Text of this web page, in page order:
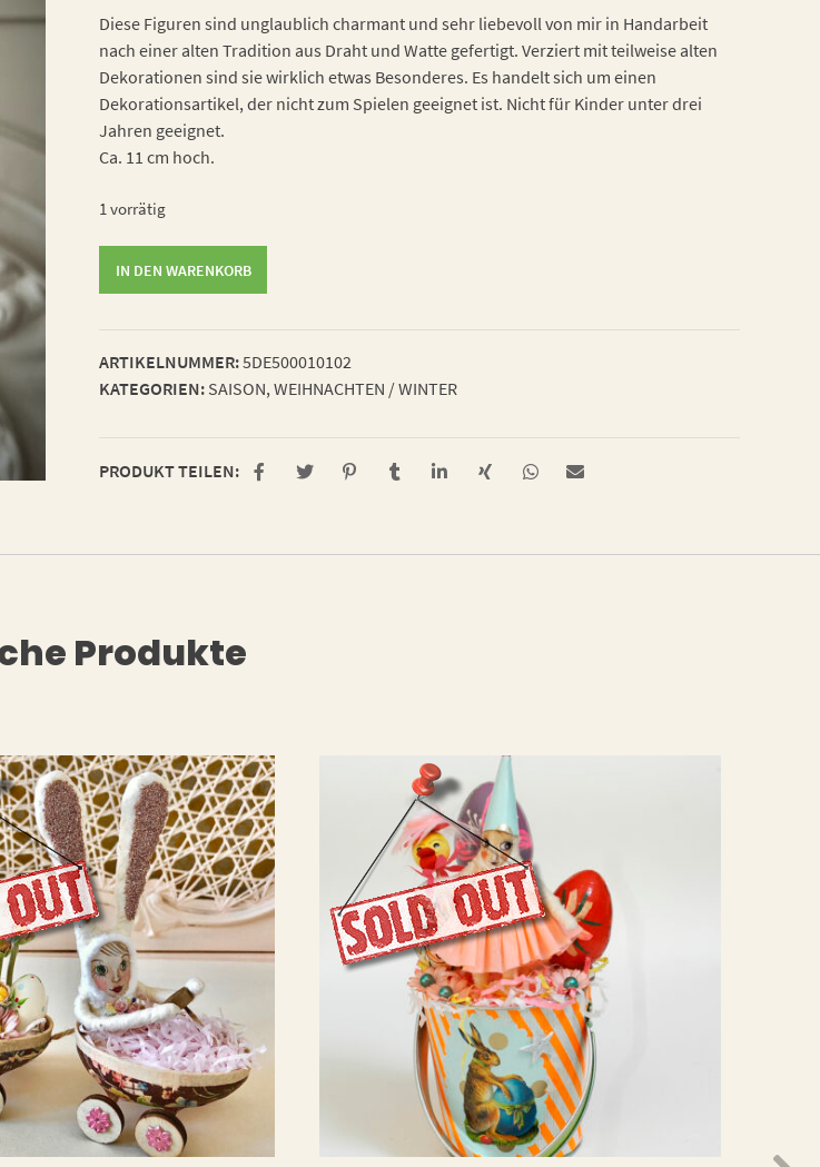
Diese Figuren sind unglaublich charmant und sehr liebevoll von mir in Handarbeit
nach einer alten Tradition aus Draht und Watte gefertigt. Verziert mit teilweise alten
Dekorationen sind sie wirklich etwas Besonderes. Es handelt sich um einen
Dekorationsartikel, der nicht zum Spielen geeignet ist. Nicht für Kinder unter drei
Jahren geeignet.
Ca. 11 cm hoch.
1 vorrätig
IN DEN WARENKORB
ARTIKELNUMMER:5DE500010102
KATEGORIEN: SAISON,WEIHNACHTEN / WINTER
PRODUKT TEILEN:
Produkte
WEITERLESEN